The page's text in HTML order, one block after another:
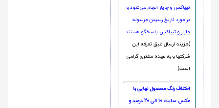
تیپاکس و چاپار انجام می‌شود و
در مورد تاریخ رسیدن مرسوله
چاپار و تیپاکس پاسخگو هستند.
(هزینه ارسال طبق تعرفه این
شرکتها و به عهده مشتری گرامی
است)
اختلاف رنگ محصول نهایی با
عکس سایت 10 الی 20 درصد و